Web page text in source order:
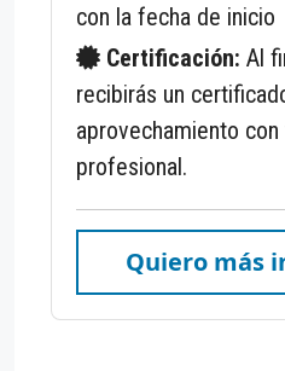
con la fecha de inicio
Certificación: Al
recibirás un
aprovechamiento
profesional.
Quiero más